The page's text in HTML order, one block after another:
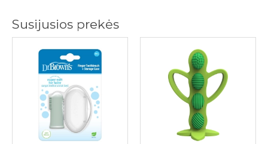
Susijusios prekės